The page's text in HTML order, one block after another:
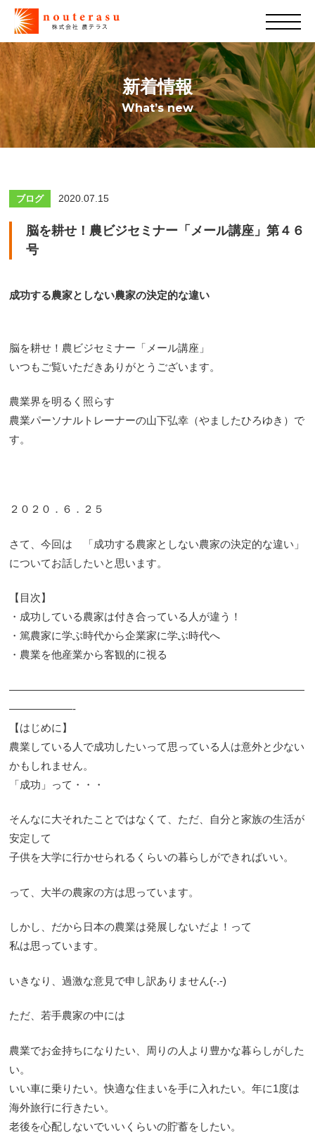
新着情報
What’s new
ブログ 2020.07.15
脳を耕せ！農ビジセミナー「メール講座」第４６
号
成功する農家としない農家の決定的な違い
脳を耕せ！農ビジセミナー「メール講座」
いつもご覧いただきありがとうございます。
農業界を明るく照らす
農業パーソナルトレーナーの山下弘幸（やましたひろゆき）で
す。
２０２０．６．２５
さて、今回は 「成功する農家としない農家の決定的な違い」
についてお話したいと思います。
【目次】
・成功している農家は付き合っている人が違う！
・篤農家に学ぶ時代から企業家に学ぶ時代へ
・農業を他産業から客観的に視る
————————————————————————————
——————-
【はじめに】
農業している人で成功したいって思っている人は意外と少ない
かもしれません。
「成功」って・・・
そんなに大それたことではなくて、ただ、自分と家族の生活が
安定して
子供を大学に行かせられるくらいの暮らしができればいい。
って、大半の農家の方は思っています。
しかし、だから日本の農業は発展しないだよ！って
私は思っています。
いきなり、過激な意見で申し訳ありません(-.-)
ただ、若手農家の中には
農業でお金持ちになりたい、周りの人より豊かな暮らしがした
い。
いい車に乗りたい。快適な住まいを手に入れたい。年に1度は
海外旅行に行きたい。
老後を心配しないでいいくらいの貯蓄をしたい。